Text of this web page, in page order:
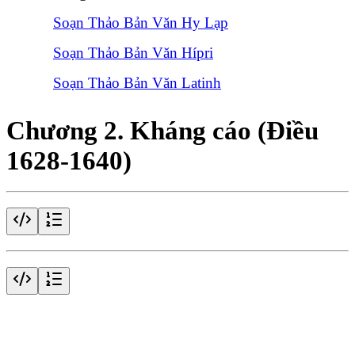
Soạn Thảo Bản Văn Hy Lạp
Soạn Thảo Bản Văn Hípri
Soạn Thảo Bản Văn Latinh
Chương 2. Kháng cáo (Điều
1628-1640)